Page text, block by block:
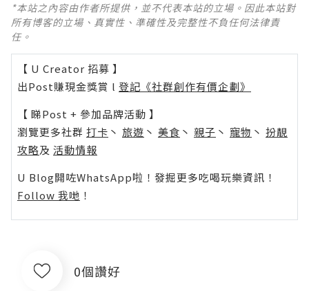
*本站之內容由作者所提供，並不代表本站的立場。因此本站對
所有博客的立場、真實性、準確性及完整性不負任何法律責
任。
【 U Creator 招募 】
出Post賺現金獎賞 l 登記《社群創作有價企劃》
【 睇Post + 參加品牌活動 】
瀏覽更多社群 打卡 丶 旅遊 丶 美食 丶 親子 丶 寵物 丶 扮靚
攻略及 活動情報
U Blog開咗WhatsApp啦！發掘更多吃喝玩樂資訊！
Follow 我哋 ！
0個讚好